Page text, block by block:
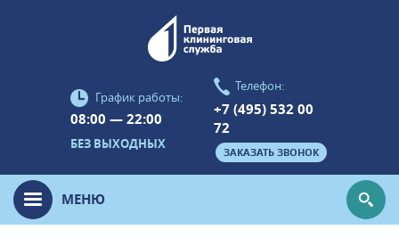
График работы:
08:00 — 22:00
БЕЗ ВЫХОДНЫХ
Телефон:
+7 (495) 532 00
72
ЗАКАЗАТЬ ЗВОНОК
МЕНЮ